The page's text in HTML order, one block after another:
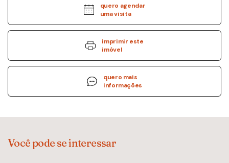
quero agendar
uma visita
imprimir este
imóvel
quero mais
informações
Você pode se interessar